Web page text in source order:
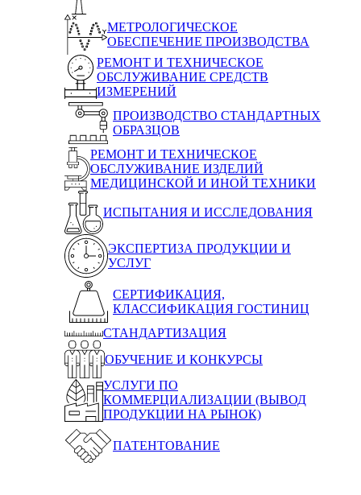
МЕТРОЛОГИЧЕСКОЕ
ОБЕСПЕЧЕНИЕ ПРОИЗВОДСТВА
РЕМОНТ И ТЕХНИЧЕСКОЕ
ОБСЛУЖИВАНИЕ СРЕДСТВ
ИЗМЕРЕНИЙ
ПРОИЗВОДСТВО СТАНДАРТНЫХ
ОБРАЗЦОВ
РЕМОНТ И ТЕХНИЧЕСКОЕ
ОБСЛУЖИВАНИЕ ИЗДЕЛИЙ
МЕДИЦИНСКОЙ И ИНОЙ ТЕХНИКИ
ИСПЫТАНИЯ И ИССЛЕДОВАНИЯ
ЭКСПЕРТИЗА ПРОДУКЦИИ И
УСЛУГ
СЕРТИФИКАЦИЯ,
КЛАССИФИКАЦИЯ ГОСТИНИЦ
СТАНДАРТИЗАЦИЯ
ОБУЧЕНИЕ И КОНКУРСЫ
УСЛУГИ ПО
КОММЕРЦИАЛИЗАЦИИ (ВЫВОД
ПРОДУКЦИИ НА РЫНОК)
ПАТЕНТОВАНИЕ